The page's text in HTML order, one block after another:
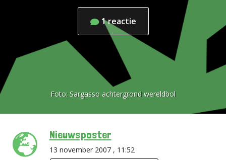
1reactie
Foto: Sargasso achtergrond wereldbol
Nieuwsposter
13 november 2007 , 11:52